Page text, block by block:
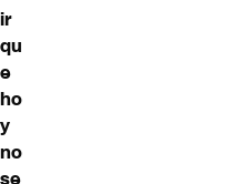
ir
qu
e
ho
y
no
se